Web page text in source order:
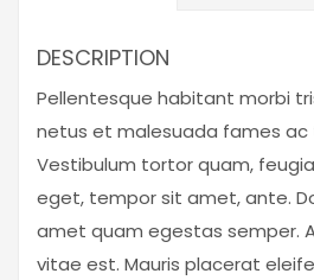
Screwdriver
quantity
DESCRIPTION
Pellentesque habitant morbi
netus et malesuada fames ac
Vestibulum tortor quam,
eget, tempor sit amet, ante.
amet quam egestas semper.
vitae est. Mauris placerat